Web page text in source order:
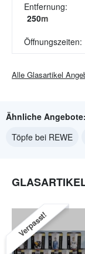
Entfernung:
250m
Öffnungszeiten:
Alle Glasartikel
Ähnliche Angebote:
Töpfe bei REWE
Verpasst!